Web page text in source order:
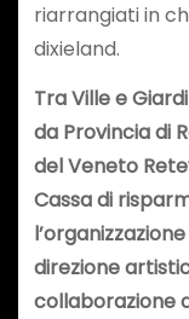
riarrangiati in
dixieland.
Tra Ville e
da Provincia di
del Veneto
Cassa di
direzione
collaborazione